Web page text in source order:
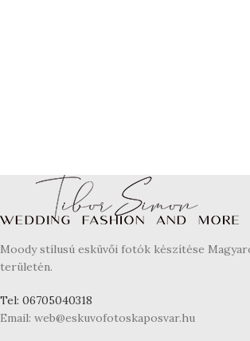
Moody stílusú esküvői fotók készítése
területén.
Tel: 06705040318
Email: web@eskuvofotoskaposvar.hu